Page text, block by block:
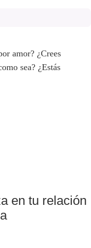
amor? ¿Crees
sea? ¿Estás
en tu relación